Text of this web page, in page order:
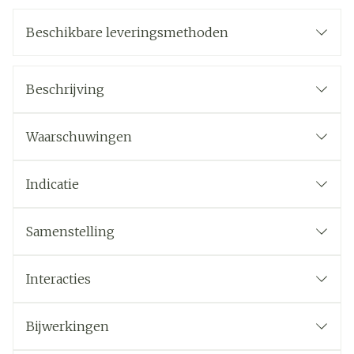
Beschikbare leveringsmethoden
Beschrijving
Waarschuwingen
Indicatie
Samenstelling
Interacties
Bijwerkingen